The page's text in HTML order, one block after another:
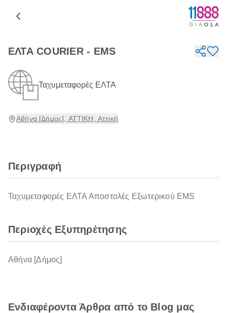
ΕΛΤΑ COURIER - EMS
Ταχυμεταφορές ΕΛΤΑ
Αθήνα [Δήμος], ΑΤΤΙΚΗ, Αττική
Περιγραφή
Ταχυμεταφορές ΕΛΤΑ Αποστολές Εξωτερικού EMS
Περιοχές Εξυπηρέτησης
Αθήνα [Δήμος]
Ενδιαφέροντα Άρθρα από το Blog μας